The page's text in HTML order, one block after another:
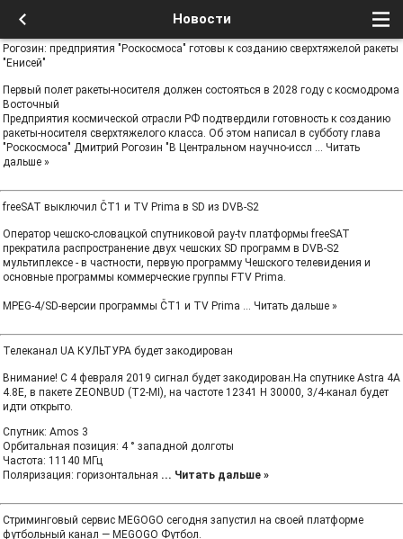
Новости
Рогозин: предприятия "Роскосмоса" готовы к созданию сверхтяжелой ракеты
"Енисей"
Первый полет ракеты-носителя должен состояться в 2028 году с космодрома
Восточный
Предприятия космической отрасли РФ подтвердили готовность к созданию
ракеты-носителя сверхтяжелого класса. Об этом написал в субботу глава
"Роскосмоса" Дмитрий Рогозин "В Центральном научно-иссл ... Читать
дальше »
freeSAT выключил ČT1 и TV Prima в SD из DVB-S2
Оператор чешско-словацкой спутниковой pay-tv платформы freeSAT
прекратила распространение двух чешских SD программ в DVB-S2
мультиплексе - в частности, первую программу Чешского телевидения и
основные программы коммерческие группы FTV Prima.
MPEG-4/SD-версии программы ČT1 и TV Prima ... Читать дальше »
Телеканал UA КУЛЬТУРА будет закодирован
Внимание! С 4 февраля 2019 сигнал будет закодирован.На спутнике Astra 4A
4.8E, в пакете ZEONBUD (T2-MI), на частоте 12341 H 30000, 3/4-канал будет
идти открыто.
Спутник: Amos 3
Орбитальная позиция: 4 ° западной долготы
Частота: 11140 МГц
Поляризация: горизонтальная ... Читать дальше »
Стриминговый сервис MEGOGO сегодня запустил на своей платформе
футбольный канал — MEGOGO Футбол.